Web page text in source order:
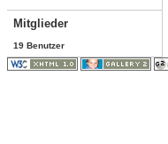
Mitglieder
19 Benutzer